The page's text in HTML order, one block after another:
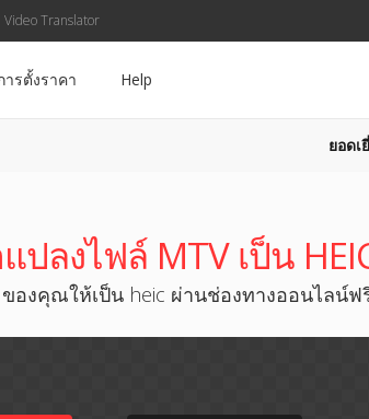
Video Translator
ารตั้งราคา Help
ยอดเ
ปลงไฟล์ MTV เป็น
องคุณให้เป็น heic ผ่านช่องทางออนไลน์ฟ